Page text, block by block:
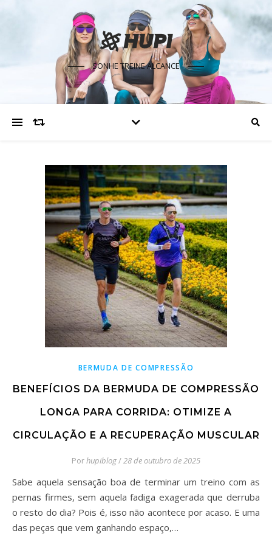
SONHE TREINE ALCANCE
BERMUDA DE COMPRESSÃO
BENEFÍCIOS DA BERMUDA DE COMPRESSÃO
LONGA PARA CORRIDA: OTIMIZE A
CIRCULAÇÃO E A RECUPERAÇÃO MUSCULAR
Porhupiblog/28 de outubro de 2025
Sabe aquela sensação boa de terminar um treino com as
pernas firmes, sem aquela fadiga exagerada que derruba
o resto do dia? Pois é, isso não acontece por acaso. E uma
das peças que vem ganhando espaço,…